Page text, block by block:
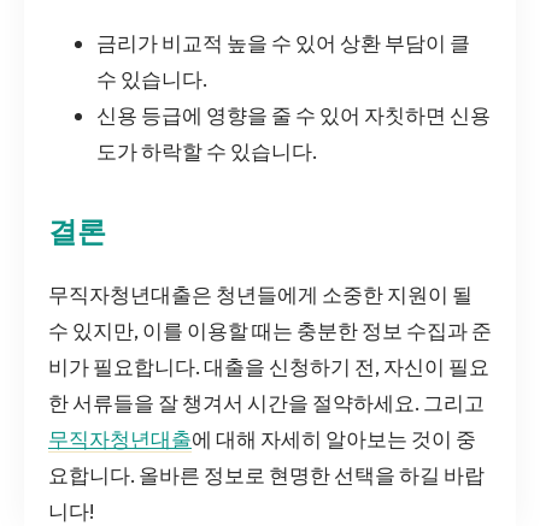
금리가 비교적 높을 수 있어 상환 부담이 클
수 있습니다.
신용 등급에 영향을 줄 수 있어 자칫하면 신용
도가 하락할 수 있습니다.
결론
무직자청년대출은 청년들에게 소중한 지원이 될
수 있지만, 이를 이용할 때는 충분한 정보 수집과 준
비가 필요합니다. 대출을 신청하기 전, 자신이 필요
한 서류들을 잘 챙겨서 시간을 절약하세요. 그리고
무직자청년대출에 대해 자세히 알아보는 것이 중
요합니다. 올바른 정보로 현명한 선택을 하길 바랍
니다!